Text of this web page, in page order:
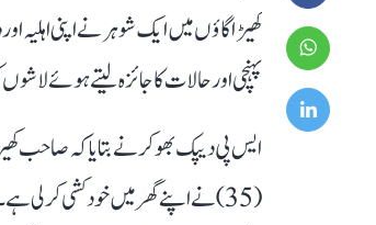
کھیڑا گاؤں میں ایک شوہر نے اپنی اہلیہ
پہنچی اور حالات کا جائزہ لیتے ہوئے
ایس پی دیپک بھوکر نے بتایا کہ صاحب
(35) نے اپنے گھر میں خودکشی کرلی